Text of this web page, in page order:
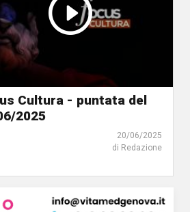
Cultura - puntata del
2025
20/06/2025
di Redazione